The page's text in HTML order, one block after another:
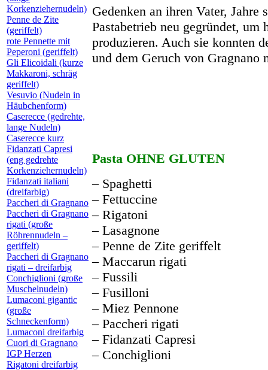
Korkenziehernudeln)
Penne de Zite
(geriffelt)
rote Pennette mit
Peperoni (geriffelt)
Gli Elicoidali (kurze
Makkaroni, schräg
geriffelt)
Vesuvio (Nudeln in
Häubchenform)
Caserecce (gedrehte,
lange Nudeln)
Caserecce kurz
Fidanzati Capresi
(eng gedrehte
Korkenziehernudeln)
Fidanzati italiani
(dreifarbig)
Paccheri di Gragnano
Paccheri di Gragnano
rigati (große
Röhrennudeln –
geriffelt)
Paccheri di Gragnano
rigati – dreifarbig
Conchiglioni (große
Muschelnudeln)
Lumaconi gigantic
(große
Schneckenform)
Lumaconi dreifarbig
Cuori di Gragnano
IGP Herzen
Rigatoni dreifarbig
Gedenken an ihren Vater, Jahre
Pastabetrieb neu gegründet, um
produzieren. Auch sie konnten
und dem Geruch von Gragnano
Pasta OHNE GLUTEN
– Spaghetti
– Fettuccine
– Rigatoni
– Lasagnone
– Penne de Zite geriffelt
– Maccarun rigati
– Fussili
– Fusilloni
– Miez Pennone
– Paccheri rigati
– Fidanzati Capresi
– Conchiglioni